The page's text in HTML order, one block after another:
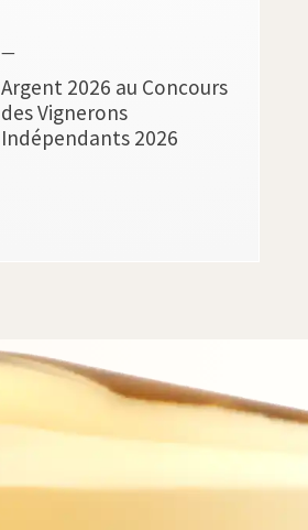
—
Argent 2026 au Concours
des Vignerons
Indépendants 2026